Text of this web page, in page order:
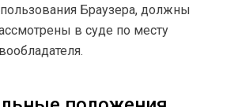
Браузера, должны
в суде по месту